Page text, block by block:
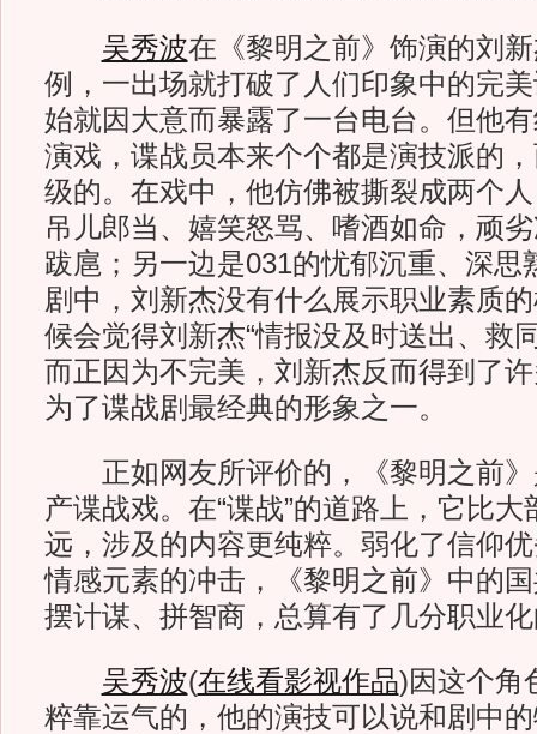
吴秀波在《黎明之前》饰演的刘
例，一出场就打破了人们印象中的完
始就因大意而暴露了一台电台。但他
演戏，谍战员本来个个都是演技派的
级的。在戏中，他仿佛被撕裂成两个
吊儿郎当、嬉笑怒骂、嗜酒如命，顽
跋扈；另一边是031的忧郁沉重、深思
剧中，刘新杰没有什么展示职业素质
候会觉得刘新杰“情报没及时送出、救
而正因为不完美，刘新杰反而得到了
为了谍战剧最经典的形象之一。
正如网友所评价的，《黎明之前》
产谍战戏。在“谍战”的道路上，它比
远，涉及的内容更纯粹。弱化了信仰
情感元素的冲击，《黎明之前》中的
摆计谋、拼智商，总算有了几分职业
吴秀波(在线看影视作品)因这个角
粹靠运气的，他的演技可以说和剧中